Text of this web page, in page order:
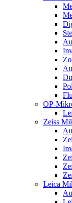
OP-
Zeiss
Leica